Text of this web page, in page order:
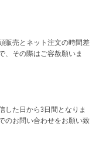
販売とネット注文の時間差
、その際はご容赦願いま
した日から3日間となりま
のお問い合わせをお願い致